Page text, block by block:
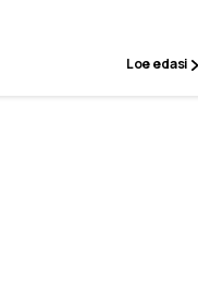
Loe edasi